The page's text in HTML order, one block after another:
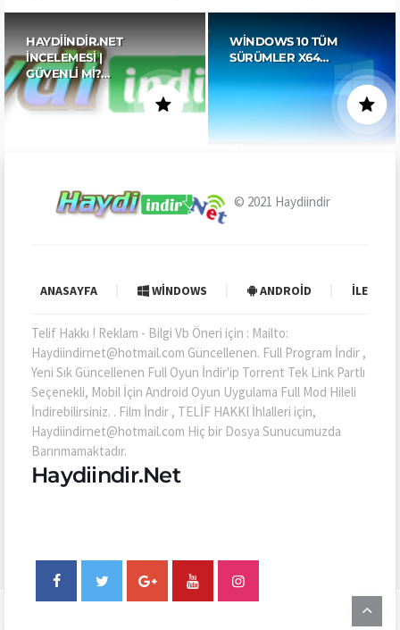
HAYDIINDIR.NET
İNCELEMESI |
GÜVENLI MI?…
WINDOWS 10 TÜM
SÜRÜMLER X64…
© 2021 Haydiindir
ANASAYFA WINDOWS ANDROID İLETIŞIM
Telif Hakkı ! Reklam - Bilgi Vb Öneri için : Mailto:
Haydiindirnet@hotmail.com Güncellenen. Full Program İndir ,
Yeni Sık Güncellenen Full Oyun İndir'ip Torrent Tek Link Partlı
Seçenekli, Mobil İçin Android Oyun Uygulama Full Mod Hileli
İndirebilirsiniz. . Film İndir , TELİF HAKKI İhlalleri için,
Haydiindirnet@hotmail.com Hiç bir Dosya Sunucumuzda
Barınmamaktadır.
Haydiindir.Net